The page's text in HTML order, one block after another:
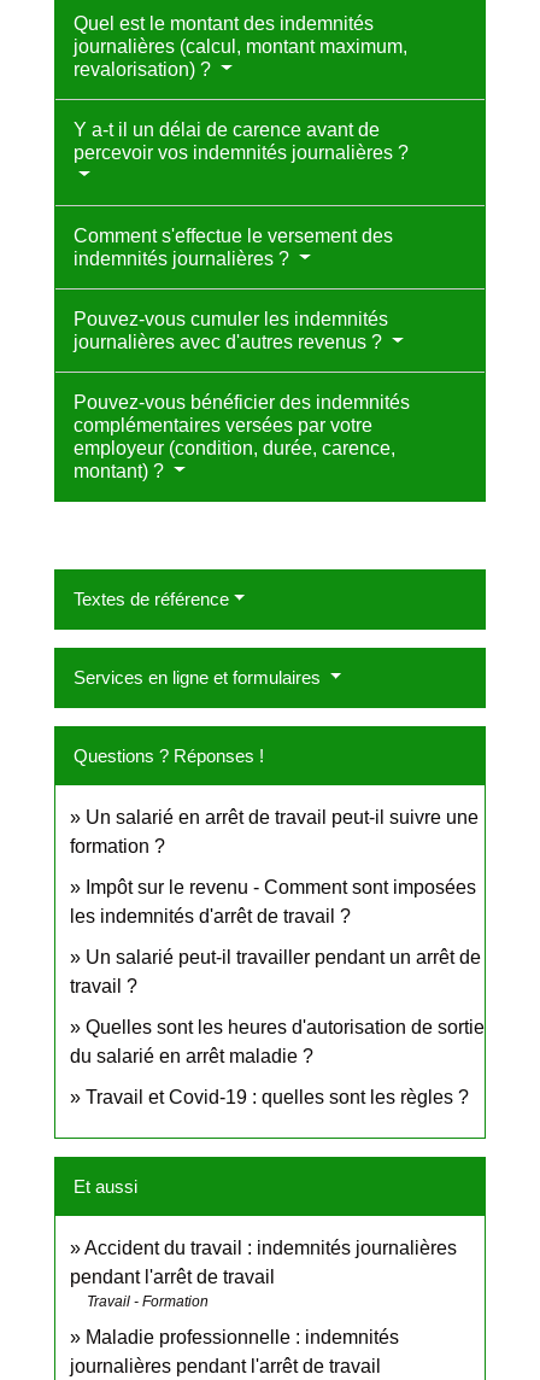
Quel est le montant des indemnités
journalières (calcul, montant maximum,
revalorisation) ?
Y a-t il un délai de carence avant de
percevoir vos indemnités journalières ?
Comment s'effectue le versement des
indemnités journalières ?
Pouvez-vous cumuler les indemnités
journalières avec d'autres revenus ?
Pouvez-vous bénéficier des indemnités
complémentaires versées par votre
employeur (condition, durée, carence,
montant) ?
Textes de référence
Services en ligne et formulaires
Questions ? Réponses !
Un salarié en arrêt de travail peut-il suivre une
formation ?
Impôt sur le revenu - Comment sont imposées
les indemnités d'arrêt de travail ?
Un salarié peut-il travailler pendant un arrêt de
travail ?
Quelles sont les heures d'autorisation de sortie
du salarié en arrêt maladie ?
Travail et Covid-19 : quelles sont les règles ?
Et aussi
Accident du travail : indemnités journalières
pendant l'arrêt de travail
Travail - Formation
Maladie professionnelle : indemnités
journalières pendant l'arrêt de travail